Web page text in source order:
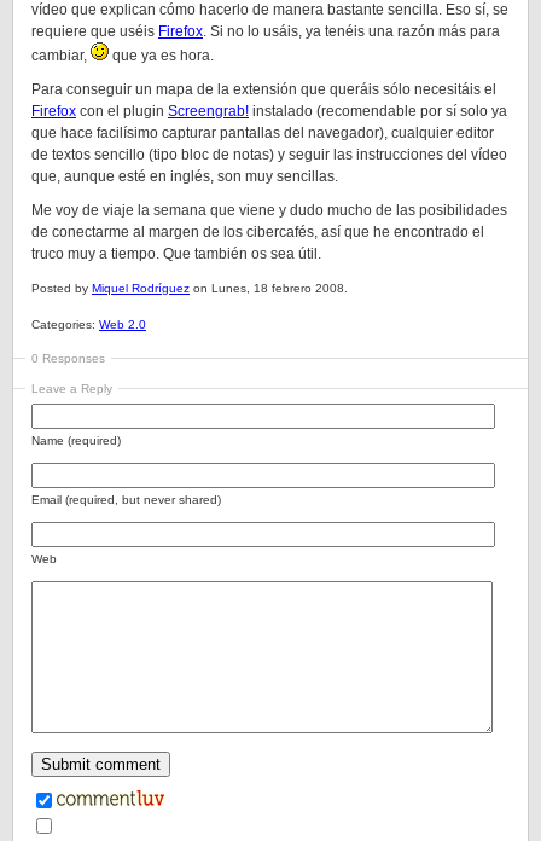
vídeo que explican cómo hacerlo de manera bastante sencilla. Eso sí, se
requiere que uséis Firefox. Si no lo usáis, ya tenéis una razón más para
cambiar,
que ya es hora.
Para conseguir un mapa de la extensión que queráis sólo necesitáis el
Firefox con el plugin Screengrab! instalado (recomendable por sí solo ya
que hace facilísimo capturar pantallas del navegador), cualquier editor
de textos sencillo (tipo bloc de notas) y seguir las instrucciones del vídeo
que, aunque esté en inglés, son muy sencillas.
Me voy de viaje la semana que viene y dudo mucho de las posibilidades
de conectarme al margen de los cibercafés, así que he encontrado el
truco muy a tiempo. Que también os sea útil.
Posted by Miquel Rodríguez on Lunes, 18 febrero 2008.
Categories: Web 2.0
0 Responses
Leave a Reply
Name (required)
Email (required, but never shared)
Web